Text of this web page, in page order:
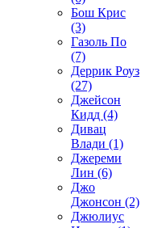
Бош Крис
(3)
Газоль По
(7)
Деррик Роуз
(27)
Джейсон
Кидд (4)
Дивац
Влади (1)
Джереми
Лин (6)
Джо
Джонсон (2)
Джюлиус